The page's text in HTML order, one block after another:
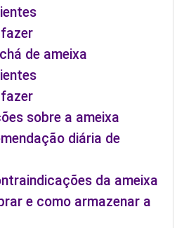
de ameixa
sobre a ameixa
diária de
da ameixa
e como armazenar a